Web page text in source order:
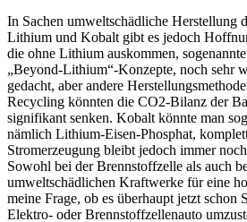
In Sachen umweltschädliche Herstellung
Lithium und Kobalt gibt es jedoch
die ohne Lithium auskommen,
„Beyond-Lithium“-Konzepte, noch sehr
gedacht, aber andere
Recycling könnten die CO2-Bilanz der
signifikant senken. Kobalt könnte man
nämlich Lithium-Eisen-Phosphat,
Stromerzeugung bleibt jedoch immer
Sowohl bei der Brennstoffzelle als auch
umweltschädlichen Kraftwerke für eine
meine Frage, ob es überhaupt jetzt schon
Elektro- oder Brennstoffzellenauto